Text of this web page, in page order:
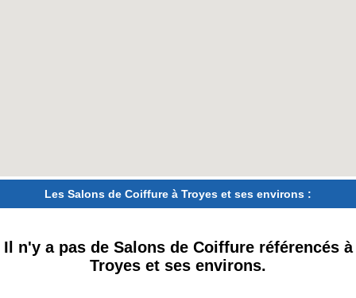
Les Salons de Coiffure à Troyes et ses environs :
Il n'y a pas de Salons de Coiffure référencés à
Troyes et ses environs.